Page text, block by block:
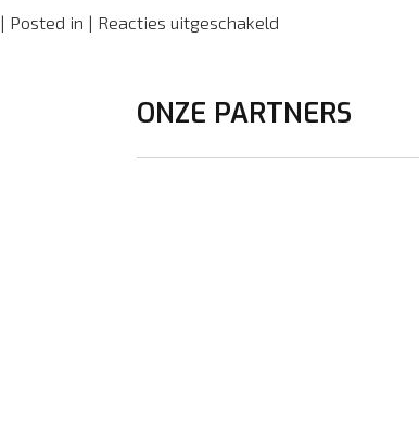
| Posted in | Reacties uitgeschakeld
ONZE PARTNERS